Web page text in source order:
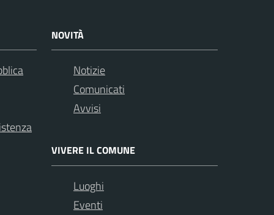
NOVITÀ
Notizie
Comunicati
Avvisi
VIVERE IL COMUNE
Luoghi
Eventi